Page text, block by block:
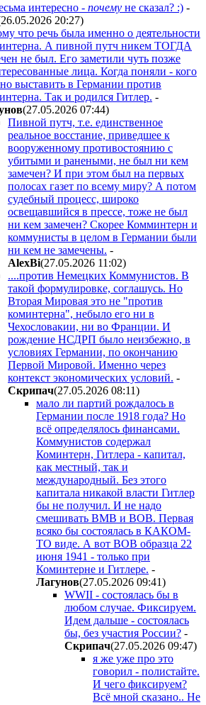
интересно - почему не сказал? :) -
20:27)
что речь была именно о деятельности
А пивной путч никем ТОГДА
не был. Его заметили чуть позже
лица. Когда поняли - кого
выставить в Германии против
Так и родился Гитлер. -
(27.05.2026 07:44)
Пивной путч, т.е. единственное
реальное восстание, приведшее к
вооруженному противостоянию с
убитыми и ранеными, не был ни кем
замечен? И при этом был на первых
полосах газет по всему миру? А потом
судебный процесс, широко
освещавшийся в прессе, тоже не был
ни кем замечен? Скорее Комминтерн и
коммунисты в целом в Германии были
ни кем не замечены. -
AlexBi(27.05.2026 11:02)
....против Немецких Коммунистов. В
такой формулировке, соглашусь. Но
Вторая Мировая это не "против
коминтерна", небыло его ни в
Чехословакии, ни во Франции. И
рождение НСДРП было неизбежно, в
условиях Германии, по окончанию
Первой Мировой. Именно через
контекст экономических условий. -
Cкpипaч(27.05.2026 08:11)
мало ли партий рождалось в
Германии после 1918 года? Но
всё определялось финансами.
Коммунистов содержал
Коминтерн, Гитлера - капитал,
как местный, так и
международный. Без этого
капитала никакой власти Гитлер
бы не получил. И не надо
смешивать ВМВ и ВОВ. Первая
всяко бы состоялась в КАКОМ-
ТО виде. А вот ВОВ образца 22
июня 1941 - только при
Коминтерне и Гитлере. -
Лaгyнoв(27.05.2026 09:41)
WWII - состоялась бы в
любом случае. Фиксируем.
Идем дальше - состоялась
бы, без участия России? -
Cкpипaч(27.05.2026 09:47)
я же уже про это
говорил - полистайте.
И чего фиксируем?
Всё мной сказано.. Не